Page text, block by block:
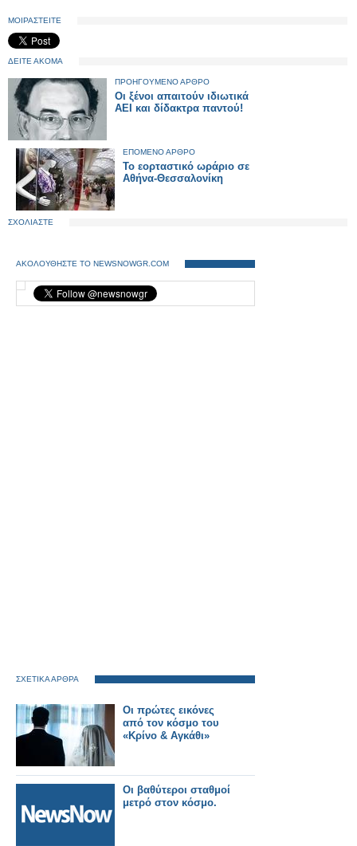
ΜΟΙΡΑΣΤΕΙΤΕ
ΔΕΙΤΕ ΑΚΟΜΑ
ΠΡΟΗΓΟΥΜΕΝΟ ΑΡΘΡΟ
Οι ξένοι απαιτούν ιδιωτικά
ΑΕΙ και δίδακτρα παντού!
ΕΠΟΜΕΝΟ ΑΡΘΡΟ
Το εορταστικό ωράριο σε
Αθήνα-Θεσσαλονίκη
ΣΧΟΛΙΑΣΤΕ
ΑΚΟΛΟΥΘΗΣΤΕ ΤΟ NEWSNOWGR.COM
ΣΧΕΤΙΚΑ ΑΡΘΡΑ
Οι πρώτες εικόνες
από τον κόσμο του
«Κρίνο & Αγκάθι»
Οι βαθύτεροι σταθμοί
μετρό στον κόσμο.